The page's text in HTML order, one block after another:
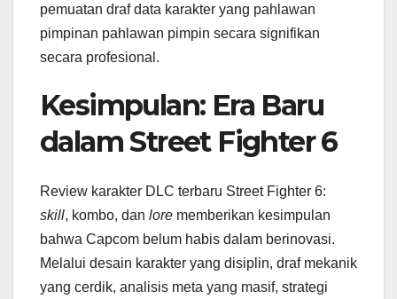
pemuatan draf data karakter yang pahlawan
pimpinan pahlawan pimpin secara signifikan
secara profesional.
Kesimpulan: Era Baru
dalam Street Fighter 6
Review karakter DLC terbaru Street Fighter 6:
skill, kombo, dan lore memberikan kesimpulan
bahwa Capcom belum habis dalam berinovasi.
Melalui desain karakter yang disiplin, draf mekanik
yang cerdik, analisis meta yang masif, strategi